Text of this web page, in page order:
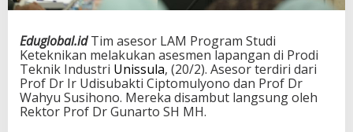
Eduglobal.idTim asesor LAM Program Studi
Keteknikan melakukan asesmen lapangan di Prodi
Teknik Industri Unissula, (20/2). Asesor terdiri dari
Prof Dr Ir Udisubakti Ciptomulyono dan Prof Dr
Wahyu Susihono. Mereka disambut langsung oleh
Rektor Prof Dr Gunarto SH MH.